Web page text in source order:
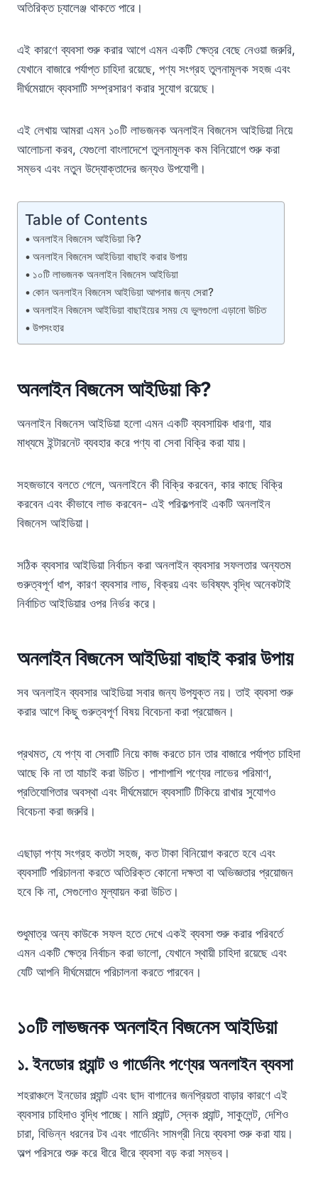
অতিরিক্ত চ্যালেঞ্জ থাকতে পারে।
এই কারণে ব্যবসা শুরু করার আগে এমন একটি ক্ষেত্র বেছে নেওয়া জরুরি,
যেখানে বাজারে পর্যাপ্ত চাহিদা রয়েছে, পণ্য সংগ্রহ তুলনামূলক সহজ এবং
দীর্ঘমেয়াদে ব্যবসাটি সম্প্রসারণ করার সুযোগ রয়েছে।
এই লেখায় আমরা এমন ১০টি লাভজনক অনলাইন বিজনেস আইডিয়া নিয়ে
আলোচনা করব, যেগুলো বাংলাদেশে তুলনামূলক কম বিনিয়োগে শুরু করা
সম্ভব এবং নতুন উদ্যোক্তাদের জন্যও উপযোগী।
Table of Contents
অনলাইন বিজনেস আইডিয়া কি?
অনলাইন বিজনেস আইডিয়া বাছাই করার উপায়
১০টি লাভজনক অনলাইন বিজনেস আইডিয়া
কোন অনলাইন বিজনেস আইডিয়া আপনার জন্য সেরা?
অনলাইন বিজনেস আইডিয়া বাছাইয়ের সময় যে ভুলগুলো এড়ানো উচিত
উপসংহার
অনলাইন বিজনেস আইডিয়া কি?
অনলাইন বিজনেস আইডিয়া হলো এমন একটি ব্যবসায়িক ধারণা, যার
মাধ্যমে ইন্টারনেট ব্যবহার করে পণ্য বা সেবা বিক্রি করা যায়।
সহজভাবে বলতে গেলে, অনলাইনে কী বিক্রি করবেন, কার কাছে বিক্রি
করবেন এবং কীভাবে লাভ করবেন- এই পরিকল্পনাই একটি অনলাইন
বিজনেস আইডিয়া।
সঠিক ব্যবসার আইডিয়া নির্বাচন করা অনলাইন ব্যবসার সফলতার অন্যতম
গুরুত্বপূর্ণ ধাপ, কারণ ব্যবসার লাভ, বিক্রয় এবং ভবিষ্যৎ বৃদ্ধি অনেকটাই
নির্বাচিত আইডিয়ার ওপর নির্ভর করে।
অনলাইন বিজনেস আইডিয়া বাছাই করার উপায়
সব অনলাইন ব্যবসার আইডিয়া সবার জন্য উপযুক্ত নয়। তাই ব্যবসা শুরু
করার আগে কিছু গুরুত্বপূর্ণ বিষয় বিবেচনা করা প্রয়োজন।
প্রথমত, যে পণ্য বা সেবাটি নিয়ে কাজ করতে চান তার বাজারে পর্যাপ্ত চাহিদা
আছে কি না তা যাচাই করা উচিত। পাশাপাশি পণ্যের লাভের পরিমাণ,
প্রতিযোগিতার অবস্থা এবং দীর্ঘমেয়াদে ব্যবসাটি টিকিয়ে রাখার সুযোগও
বিবেচনা করা জরুরি।
এছাড়া পণ্য সংগ্রহ কতটা সহজ, কত টাকা বিনিয়োগ করতে হবে এবং
ব্যবসাটি পরিচালনা করতে অতিরিক্ত কোনো দক্ষতা বা অভিজ্ঞতার প্রয়োজন
হবে কি না, সেগুলোও মূল্যায়ন করা উচিত।
শুধুমাত্র অন্য কাউকে সফল হতে দেখে একই ব্যবসা শুরু করার পরিবর্তে
এমন একটি ক্ষেত্র নির্বাচন করা ভালো, যেখানে স্থায়ী চাহিদা রয়েছে এবং
যেটি আপনি দীর্ঘমেয়াদে পরিচালনা করতে পারবেন।
১০টি লাভজনক অনলাইন বিজনেস আইডিয়া
১.ইনডোর প্ল্যান্ট ও গার্ডেনিং পণ্যের অনলাইন ব্যবসা
শহরাঞ্চলে ইনডোর প্ল্যান্ট এবং ছাদ বাগানের জনপ্রিয়তা বাড়ার কারণে এই
ব্যবসার চাহিদাও বৃদ্ধি পাচ্ছে। মানি প্ল্যান্ট, স্নেক প্ল্যান্ট, সাকুলেন্ট, দেশিও
চারা, বিভিন্ন ধরনের টব এবং গার্ডেনিং সামগ্রী নিয়ে ব্যবসা শুরু করা যায়।
অল্প পরিসরে শুরু করে ধীরে ধীরে ব্যবসা বড় করা সম্ভব।